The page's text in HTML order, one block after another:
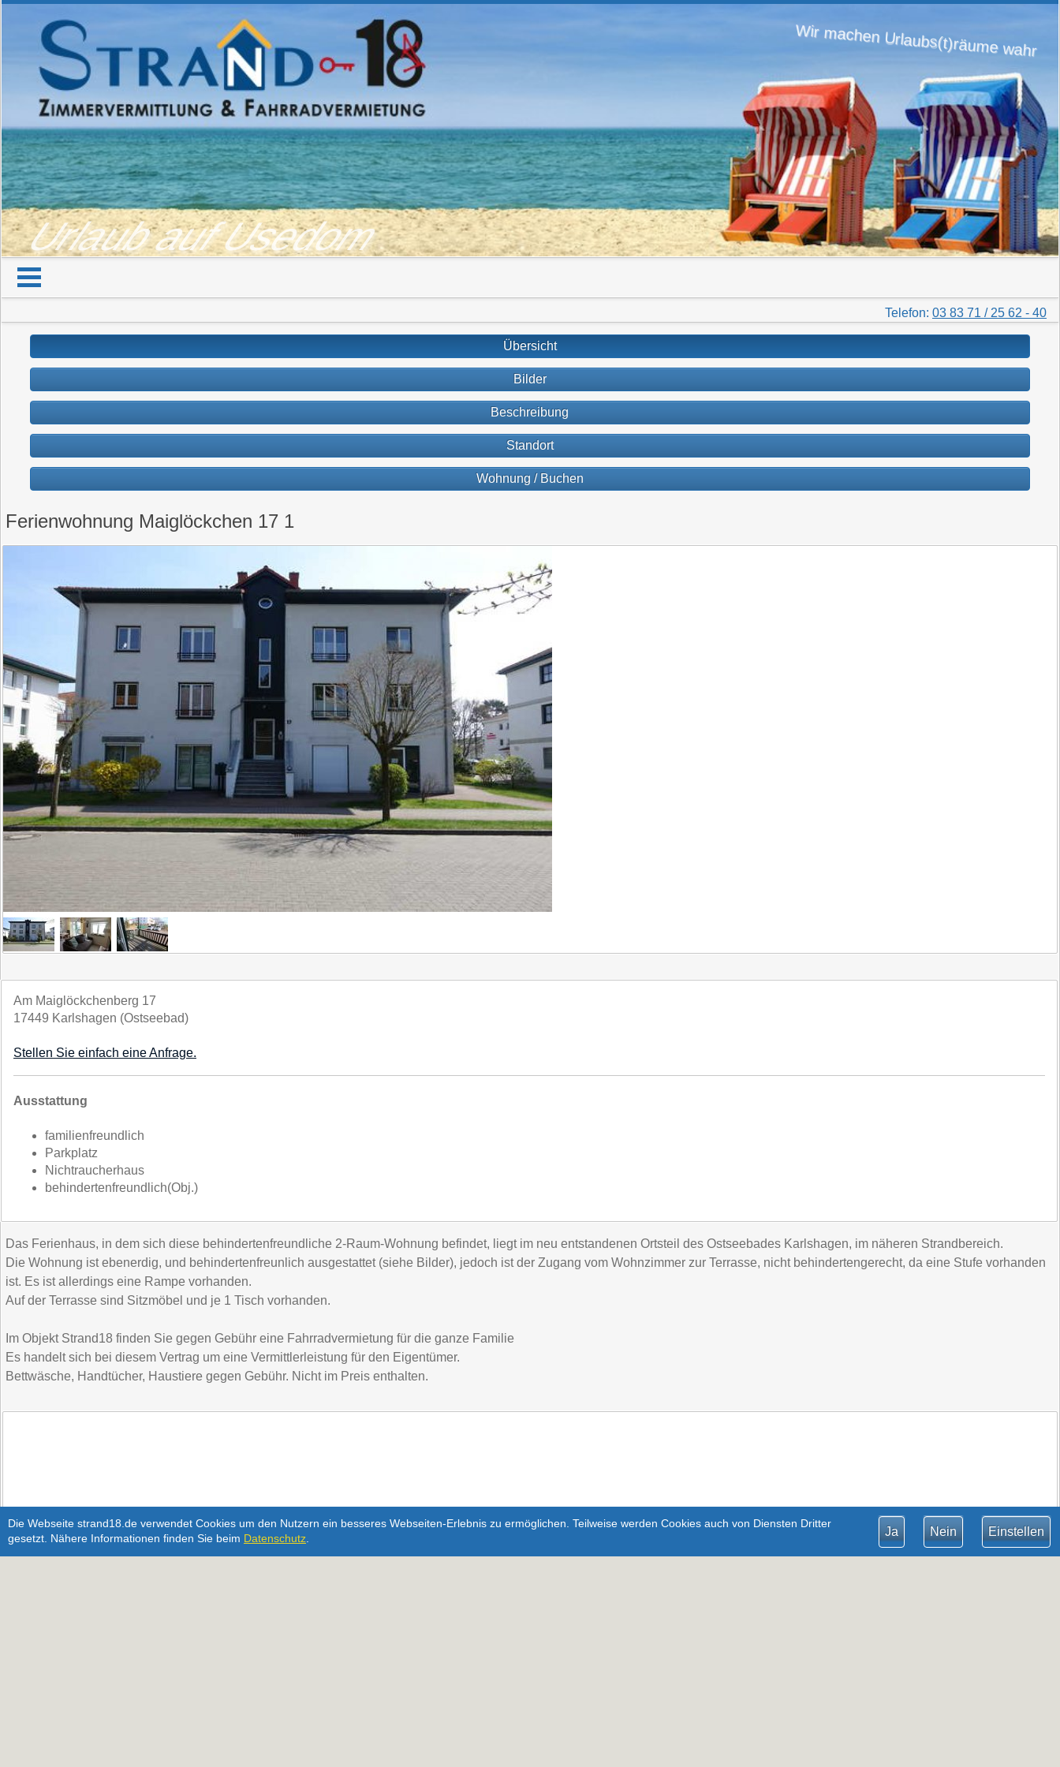
Die Webseite strand18.de verwendet Cookies um den Nutzern ein besseres Webseiten-Erlebnis zu ermöglichen. Teilweise werden Cookies auch von Diensten Dritter
gesetzt. Nähere Informationen finden Sie beim Datenschutz
Wir machen Urlaubs(t)räume wahr
Urlaub auf Usedom
Telefon: 03 83 71 / 25 62 - 40
Übersicht
Bilder
Beschreibung
Standort
Wohnung / Buchen
Ferienwohnung Maiglöckchen 17 1
Am Maiglöckchenberg 17
17449 Karlshagen (Ostseebad)
Stellen Sie einfach eine Anfrage.
Ausstattung
familienfreundlich
Parkplatz
Nichtraucherhaus
behindertenfreundlich(Obj.)
Das Ferienhaus, in dem sich diese behindertenfreundliche 2-Raum-Wohnung befindet, liegt im neu entstandenen Ortsteil des Ostseebades Karlshagen, im näheren Strandbereich.
Die Wohnung ist ebenerdig, und behindertenfreunlich ausgestattet (siehe Bilder), jedoch ist der Zugang vom Wohnzimmer zur Terrasse, nicht behindertengerecht, da eine Stufe vorhanden
ist. Es ist allerdings eine Rampe vorhanden.
Auf der Terrasse sind Sitzmöbel und je 1 Tisch vorhanden.
Im Objekt Strand18 finden Sie gegen Gebühr eine Fahrradvermietung für die ganze Familie
Es handelt sich bei diesem Vertrag um eine Vermittlerleistung für den Eigentümer.
Bettwäsche, Handtücher, Haustiere gegen Gebühr. Nicht im Preis enthalten.
Hinweis: Dies setzt Google